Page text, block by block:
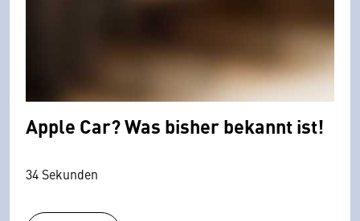
Apple Car? Was bisher bekannt ist!
34 Sekunden